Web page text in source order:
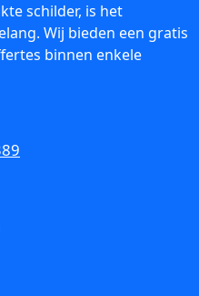
schilder, is het
Wij bieden een gratis
binnen enkele